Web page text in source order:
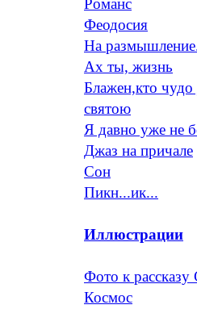
Романс
Феодосия
На
Ах ты, жизнь
Блажен,кто
святою
Я давно уже не
Джаз на причале
Сон
Пикн...ик...
Иллюстрации
Фото к рассказу
Космос